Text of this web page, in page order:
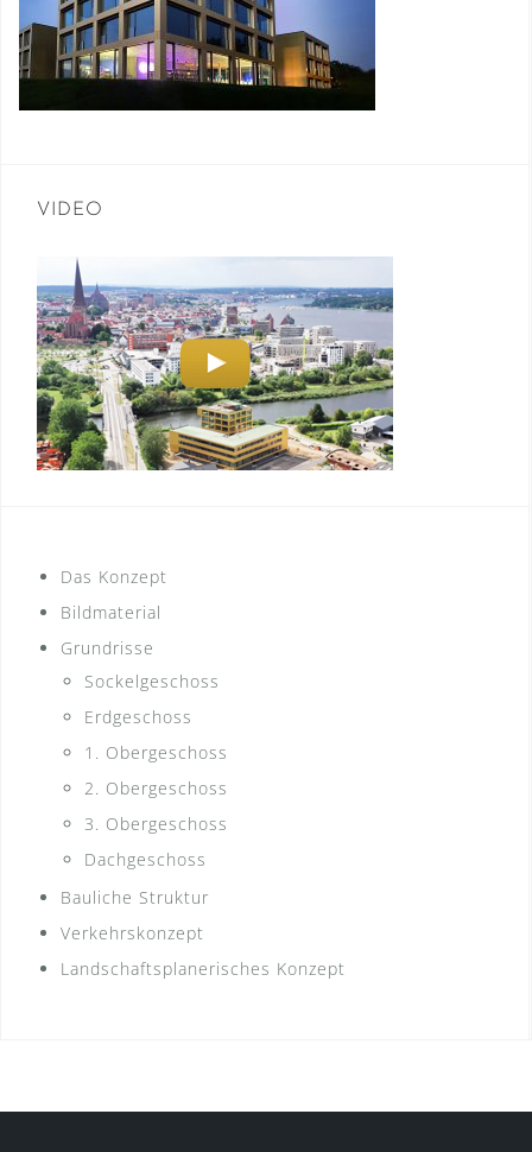
VIDEO
Das Konzept
Bildmaterial
Grundrisse
Sockelgeschoss
Erdgeschoss
1. Obergeschoss
2. Obergeschoss
3. Obergeschoss
Dachgeschoss
Bauliche Struktur
Verkehrskonzept
Landschaftsplanerisches Konzept